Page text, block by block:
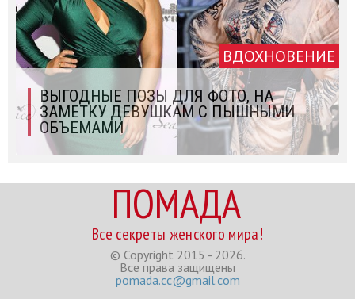
ВДОХНОВЕНИЕ
ВЫГОДНЫЕ ПОЗЫ ДЛЯ ФОТО, НА
ЗАМЕТКУ ДЕВУШКАМ С ПЫШНЫМИ
ОБЪЕМАМИ
ПОМАДА
Все секреты женского мира!
© Copyright 2015 - 2026.
Все права защищены
pomada.cc@gmail.com